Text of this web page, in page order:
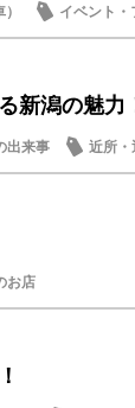
イベント・
新潟の魅力
出来事 近所・
お店